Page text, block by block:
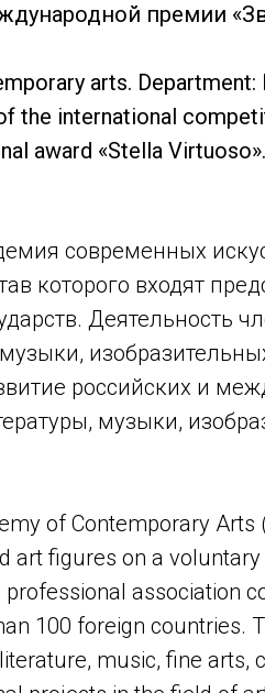
премии
arts. Department:
the international
award «Stella Virtuoso».
современных
которого входят
Деятельность
российских и
музыки,
of Contemporary
art figures on a
association
100 foreign countries.
music, fine